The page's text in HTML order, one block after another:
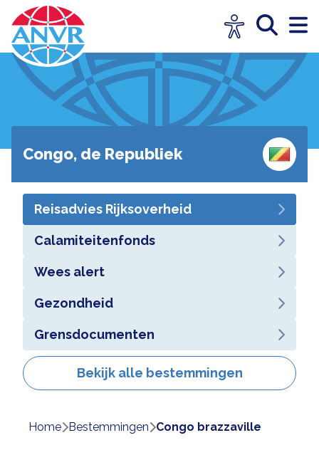
Congo, de Republiek
Reisadvies Rijksoverheid
Calamiteitenfonds
Wees alert
Gezondheid
Grensdocumenten
Bekijk alle bestemmingen
Home bestemmingen congo brazzaville